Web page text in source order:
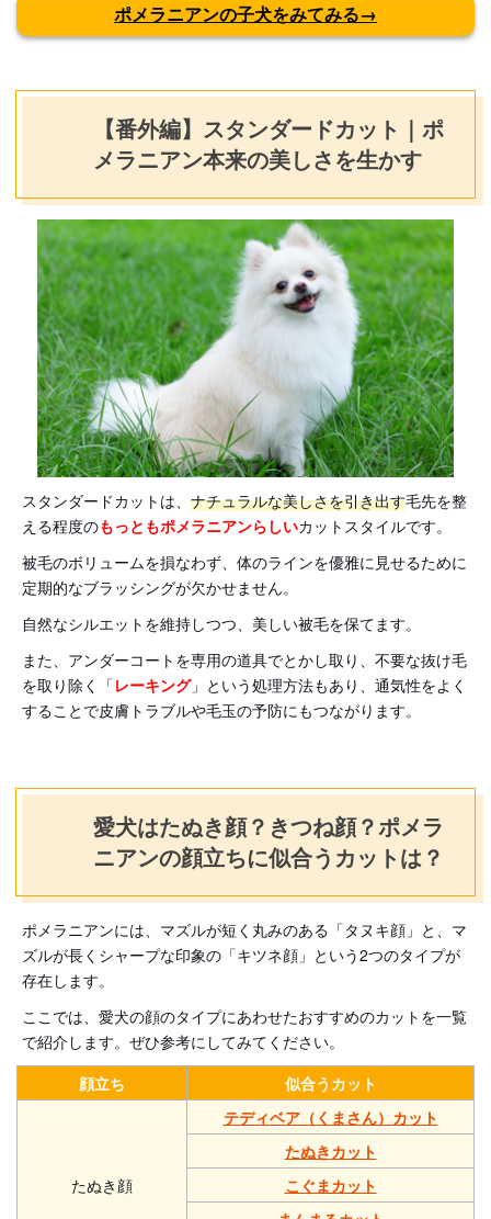
ポメラニアンの子犬をみてみる→
【番外編】スタンダードカット｜ポ
メラニアン本来の美しさを生かす
スタンダードカットは、 ナチュラルな美しさを引き出す毛先を整
える程度のもっともポメラニアンらしいカットスタイルです。
被毛のボリュームを損なわず、体のラインを優雅に見せるために
定期的なブラッシングが欠かせません。
自然なシルエットを維持しつつ、美しい被毛を保てます。
また、アンダーコートを専用の道具でとかし取り、不要な抜け毛
を取り除く「レーキング」という処理方法もあり、通気性をよく
することで皮膚トラブルや毛玉の予防にもつながります。
愛犬はたぬき顔？きつね顔？ポメラ
ニアンの顔立ちに似合うカットは？
ポメラニアンには、マズルが短く丸みのある「タヌキ顔」と、マ
ズルが長くシャープな印象の「キツネ顔」という2つのタイプが
存在します。
ここでは、愛犬の顔のタイプにあわせたおすすめのカットを一覧
で紹介します。ぜひ参考にしてみてください。
顔立ち
似合うカット
たぬき顔
テディベア（くまさん）カット
たぬきカット
こぐまカット